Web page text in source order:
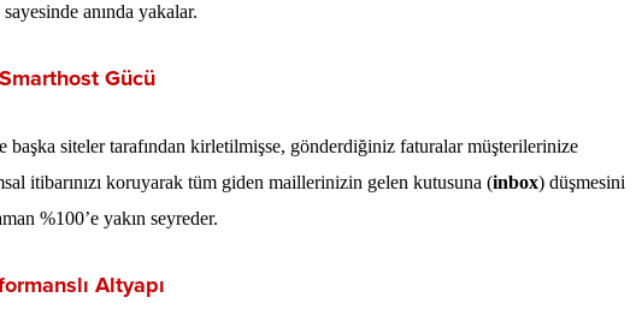
anında yakalar.
Gücü
başka siteler tarafından kirletilmişse, gönderdiğiniz faturalar müşterilerinize
itibarınızı koruyarak tüm giden maillerinizin gelen kutusuna (inbox) düşmesini
%100’e yakın seyreder.
Altyapı